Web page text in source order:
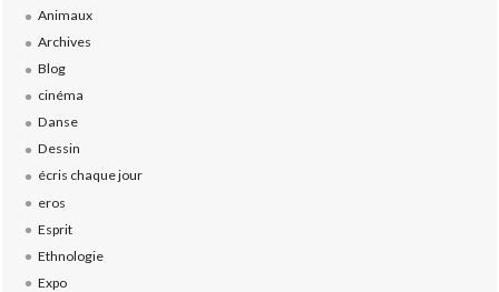
Animaux
Archives
Blog
cinéma
Danse
Dessin
écris chaque jour
eros
Esprit
Ethnologie
Expo